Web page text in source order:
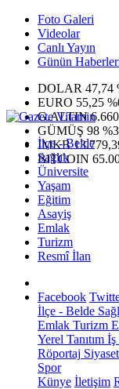
Foto Galeri
Videolar
Canlı Yayın
Günün
DOLAR 47,74
EURO 55,25
G.ALTIN
GÜMÜŞ 98
IMKB
BITCOIN
İlçe - Belde
Sağlık
Üniversite
Yaşam
Eğitim
Asayiş
Emlak
Turizm
Resmî İlan
Facebook
İlçe - Belde
Emlak Turizm
Yerel Tanıtım İş
Röportaj Siyaset
Spor
Künye İletişim